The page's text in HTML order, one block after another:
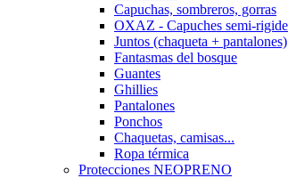
Capuchas, sombreros, gorras
OXAZ - Capuches semi-
Juntos (chaqueta + pantalones)
Fantasmas del bosque
Guantes
Ghillies
Pantalones
Ponchos
Chaquetas, camisas...
Ropa térmica
Protecciones NEOPRENO